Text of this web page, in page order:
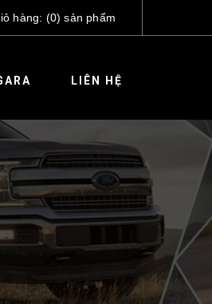
hàng: (0)sản phẩm
LIÊN HỆ